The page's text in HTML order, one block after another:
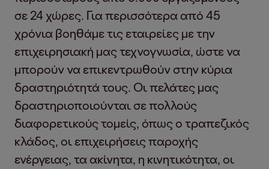
σε 24 χώρες. Για περισσότερα από 45
χρόνια βοηθάμε τις εταιρείες με την
επιχειρησιακή μας τεχνογνωσία, ώστε να
μπορούν να επικεντρωθούν στην κύρια
δραστηριότητά τους. Οι πελάτες μας
δραστηριοποιούνται σε πολλούς
διαφορετικούς τομείς, όπως ο τραπεζικός
κλάδος, οι επιχειρήσεις παροχής
ενέργειας, τα ακίνητα, η κινητικότητα, οι